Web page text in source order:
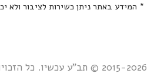
* המידע באתר ניתן כשירות לציבור
2015-2026 © תב"ע עכשיו. כל הזכויות שמורות. | אתר זה אינו קשור אל ואינו נתמך ע"י גוף ממשלתי כלשהו כולל רשות מקרקעי ישראל. |